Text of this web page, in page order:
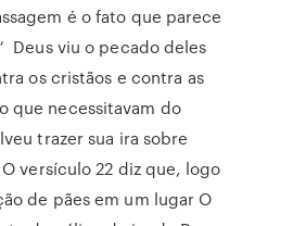
é o fato que parece
Deus viu o pecado deles
os cristãos e contra as
que necessitavam do
trazer sua ira sobre
O versículo 22 diz que, logo
de pães em um lugar O